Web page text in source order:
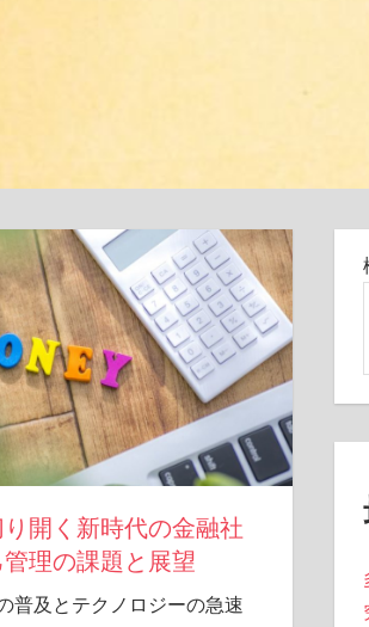
開く新時代の金融社
理の課題と展望
普及とテクノロジーの急速